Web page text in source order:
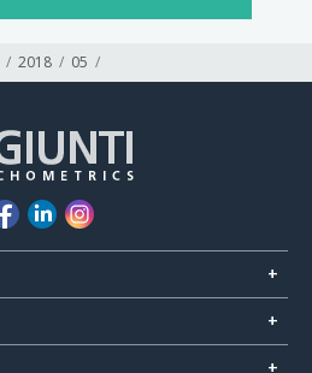
/ 2018 / 05 /